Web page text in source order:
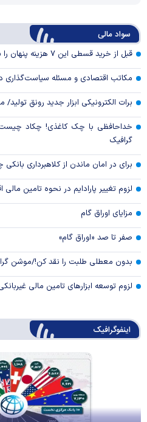
سواد مالی
قبل از خرید قسطی این ۷ هزینه پنهان را بشناسید
مکاتب اقتصادی و مسئله سیاست‌گذاری
برات الکترونیکی ابزار جدید رونق
خداحافظی با چک کاغذی! چکاد
گرافیک
برای در امان ماندن از کلاهبرداری بانکی
لزوم تغییر پارادایم در نحوه تامین مالی
مزایای اوراق گام
صفر تا صد «اوراق گام»
بدون معطلی طلبت را نقد کن!/موشن
لزوم توسعه ابزارهای تامین مالی
اینفوگرافیک